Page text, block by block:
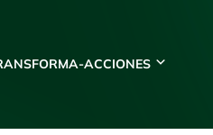
ACCIONES